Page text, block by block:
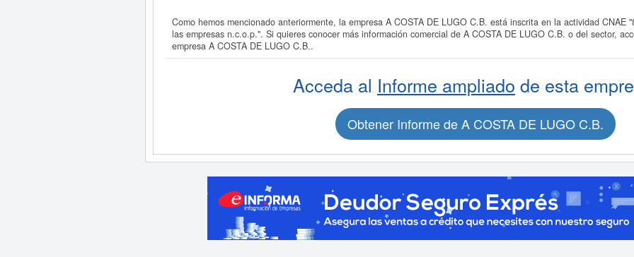
Como hemos mencionado anteriormente, la empresa A COSTA DE LUGO C.B. está inscrita en la actividad CNAE
las empresas n.c.o.p.". Si quieres conocer más información comercial de A COSTA DE LUGO C.B. o del sector,
empresa A COSTA DE LUGO C.B..
Acceda al Informe ampliado de esta
Obtener Informe de A COSTA DE LUGO C.B.